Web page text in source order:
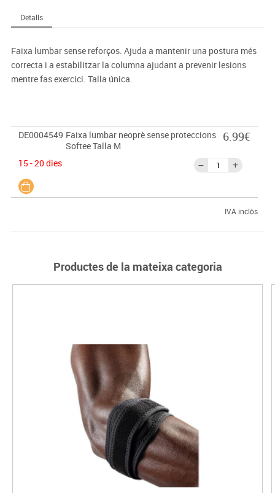
Detalls
Faixa lumbar sense reforços. Ajuda a mantenir una postura més
correcta i a estabilitzar la columna ajudant a prevenir lesions
mentre fas exercici. Talla única.
DE0004549 Faixa lumbar neoprè sense proteccions
Softee Talla M
15 - 20 dies
6.99€
IVA inclòs
Productes de la mateixa categoria